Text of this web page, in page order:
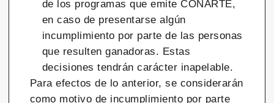
de los programas que emite CONARTE,
en caso de presentarse algún
incumplimiento por parte de las personas
que resulten ganadoras. Estas
decisiones tendrán carácter inapelable.
Para efectos de lo anterior, se considerarán
como motivo de incumplimiento por parte